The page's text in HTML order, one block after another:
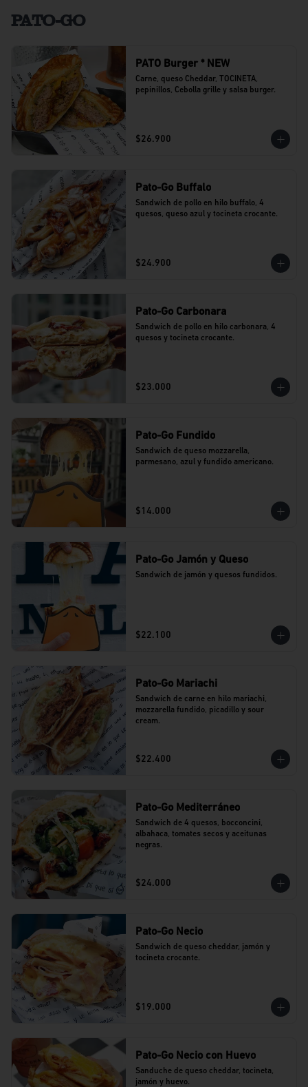
PATO-GO
PATO Burger * NEW
Carne, queso Cheddar, TOCINETA,
pepinillos, Cebolla grille y salsa burger.
$26.900
Pato-Go Buffalo
Sandwich de pollo en hilo buffalo, 4
quesos, queso azul y tocineta crocante.
$24.900
Pato-Go Carbonara
Sandwich de pollo en hilo carbonara, 4
quesos y tocineta crocante.
$23.000
Pato-Go Fundido
Sandwich de queso mozzarella,
parmesano, azul y fundido americano.
$14.000
Pato-Go Jamón y Queso
Sandwich de jamón y quesos fundidos.
$22.100
Pato-Go Mariachi
Sandwich de carne en hilo mariachi,
mozzarella fundido, picadillo y sour
cream.
$22.400
Pato-Go Mediterráneo
Sandwich de 4 quesos, bocconcini,
albahaca, tomates secos y aceitunas
negras.
$24.000
Pato-Go Necio
Sandwich de queso cheddar, jamón y
tocineta crocante.
$19.000
Pato-Go Necio con Huevo
Sanduche de queso cheddar, tocineta,
jamón y huevo.